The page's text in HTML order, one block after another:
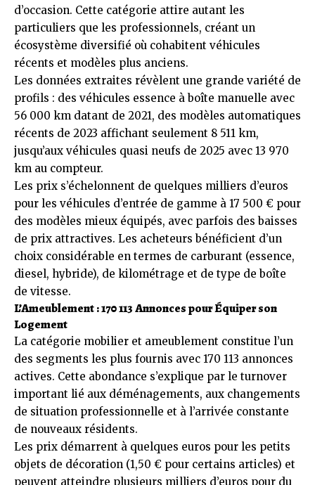
d’occasion. Cette catégorie attire autant les
particuliers que les professionnels, créant un
écosystème diversifié où cohabitent véhicules
récents et modèles plus anciens.
Les données extraites révèlent une grande variété de
profils : des véhicules essence à boîte manuelle avec
56 000 km datant de 2021, des modèles automatiques
récents de 2023 affichant seulement 8 511 km,
jusqu’aux véhicules quasi neufs de 2025 avec 13 970
km au compteur.
Les prix s’échelonnent de quelques milliers d’euros
pour les véhicules d’entrée de gamme à 17 500 € pour
des modèles mieux équipés, avec parfois des baisses
de prix attractives. Les acheteurs bénéficient d’un
choix considérable en termes de carburant (essence,
diesel, hybride), de kilométrage et de type de boîte
de vitesse.
L’Ameublement : 170 113 Annonces pour Équiper son
Logement
La catégorie mobilier et ameublement constitue l’un
des segments les plus fournis avec 170 113 annonces
actives. Cette abondance s’explique par le turnover
important lié aux déménagements, aux changements
de situation professionnelle et à l’arrivée constante
de nouveaux résidents.
Les prix démarrent à quelques euros pour les petits
objets de décoration (1,50 € pour certains articles) et
peuvent atteindre plusieurs milliers d’euros pour du